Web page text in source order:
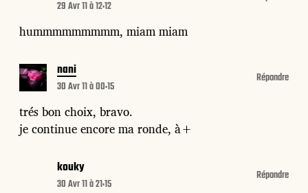
29 Avr 11 à 12:12
hummmmmmmmm, miam miam
nani
30 Avr 11 à 00:15
trés bon choix, bravo.
je continue encore ma ronde, à+
Répondre
kouky
30 Avr 11 à 21:15
Répondre